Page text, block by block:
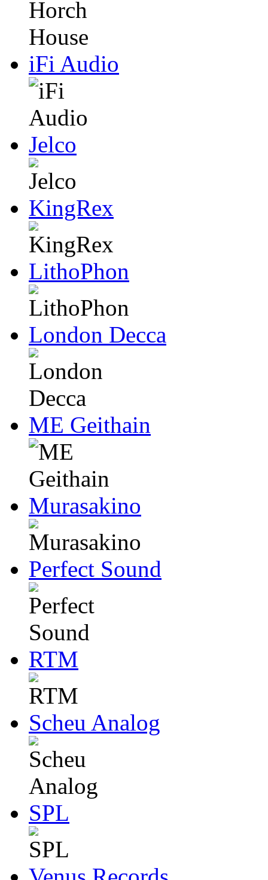
iFi Audio
Jelco
KingRex
LithoPhon
London Decca
ME Geithain
Murasakino
Perfect Sound
RTM
Scheu Analog
SPL